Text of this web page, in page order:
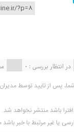
در انتظار بررسی : 0
پس از تایید توسط
باشد منتشر نخواهد شد.
یا غیر مرتبط با خبر